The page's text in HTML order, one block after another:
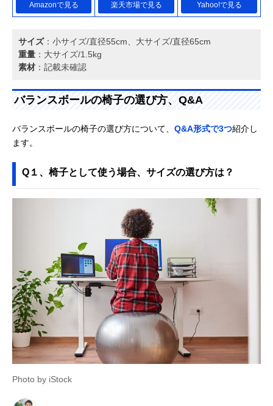
Amazonで見る 楽天市場で見る Yahoo!で見る
サイズ：小サイズ/直径55cm、大サイズ/直径65cm
重量 ：大サイズ/1.5kg
素材 ：記載未確認
バランスボールの椅子の選び方、Q&A
バランスボールの椅子の選び方について、 Q&A形式で3つ紹介し
ます。
Q１、椅子として使う場合、サイズの選び方は？
Photo by iStock